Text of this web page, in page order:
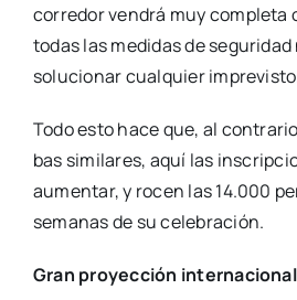
corre­dor ven­drá muy com­ple­ta
todas las medi­das de
solu­cio­nar cual­quier
Todo esto hace que, al
bas simi­la­res, aquí las
aumen­tar, y rocen las 14.000
sema­nas de su cele­bra­ción.
Gran pro­yec­ción inter­na­cio­nal